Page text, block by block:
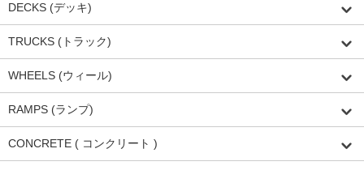
DECKS (デッキ)
TRUCKS (トラック)
WHEELS (ウィール)
RAMPS (ランプ)
CONCRETE ( コンクリート )